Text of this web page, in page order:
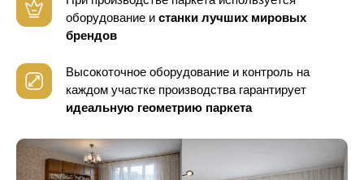
оборудование и станки лучших мировых
брендов
Высокоточное оборудование и контроль на
каждом участке производства гарантирует
идеальную геометрию паркета